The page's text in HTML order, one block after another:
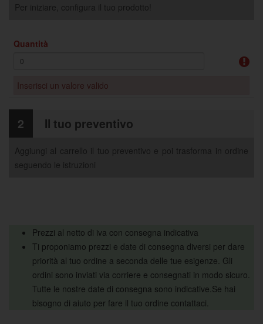
Per iniziare, configura il tuo prodotto!
Quantità
Inserisci un valore valido
2 Il tuo preventivo
Aggiungi al carrello il tuo preventivo e poi trasforma in ordine
seguendo le istruzioni
Prezzi al netto di iva con consegna indicativa
Ti proponiamo prezzi e date di consegna diversi per dare
priorità al tuo ordine a seconda delle tue esigenze. Gli
ordini sono inviati via corriere e consegnati in modo sicuro.
Tutte le nostre date di consegna sono indicative.Se hai
bisogno di aiuto per fare il tuo ordine contattaci.